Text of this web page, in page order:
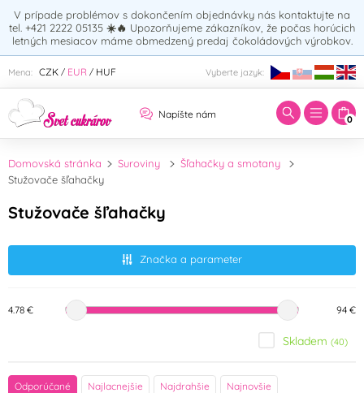
V prípade problémov s dokončením objednávky nás kontaktujte na
tel. +421 2222 05135 ☀️🔥 Upozorňujeme zákazníkov, že počas horúcich
letných mesiacov máme obmedzený predaj čokoládových výrobkov.
Mena: CZK / EUR / HUF Vyberte jazyk:
Napíšte nám 0
Zadajte hľadaný výraz:
Domovská stránka Suroviny
Šľahačky a smotany
Stužovače šľahačky
Stužovače šľahačky
Značka a parameter
značka
4.78 € 94 €
Skladem (40)
Odporúčané Najlacnejšie Najdrahšie Najnovšie